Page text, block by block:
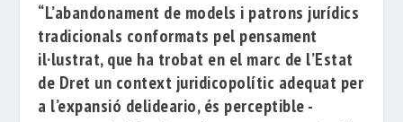
“L’abandonament de models i patrons jurídics
tradicionals conformats pel pensament
il·lustrat, que ha trobat en el marc de l’Estat
de Dret un context juridicopolític adequat per
a l’expansió delideario, és perceptible -